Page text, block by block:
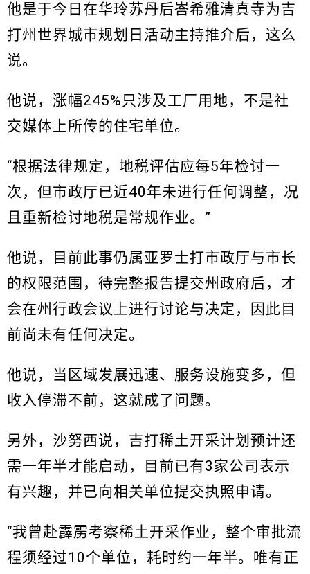
他是于今日在华玲苏丹后峇希雅清真寺为吉
打州世界城市规划日活动主持推介后，这么
说。
他说，涨幅245%只涉及工厂用地，不是社
交媒体上所传的住宅单位。
“根据法律规定，地税评估应每5年检讨一
次，但市政厅已近40年未进行任何调整，况
且重新检讨地税是常规作业。”
他说，目前此事仍属亚罗士打市政厅与市长
的权限范围，待完整报告提交州政府后，才
会在州行政会议上进行讨论与决定，因此目
前尚未有任何决定。
他说，当区域发展迅速、服务设施变多，但
收入停滞不前，这就成了问题。
另外，沙努西说，吉打稀土开采计划预计还
需一年半才能启动，目前已有3家公司表示
有兴趣，并已向相关单位提交执照申请。
“我曾赴霹雳考察稀土开采作业，整个审批流
程须经过10个单位，耗时约一年半。唯有正